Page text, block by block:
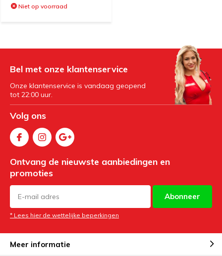
Niet op voorraad
Bel met onze klantenservice
Onze klantenservice is vandaag geopend
tot 22:00 uur.
Volg ons
Ontvang de nieuwste aanbiedingen en
promoties
Abonneer
* Lees hier de wettelijke beperkingen
Meer informatie